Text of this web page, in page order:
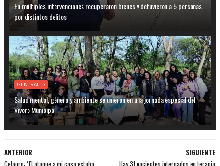
En múltiples intervenciones recuperaron bienes y detuvieron a 5 personas
por distintos delitos
GENERALES
Salud mental, género y ambiente se unieron en una jornada especial del
Vivero Municipal
SIGUIENTE
Hay 31 pacientes internados en terapia
ANTERIOR
Celauro: “El ataque a mi casa estaba